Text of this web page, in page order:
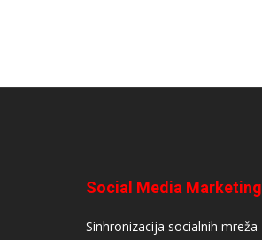
Social Media Marketing
Sinhronizacija socialnih mreža